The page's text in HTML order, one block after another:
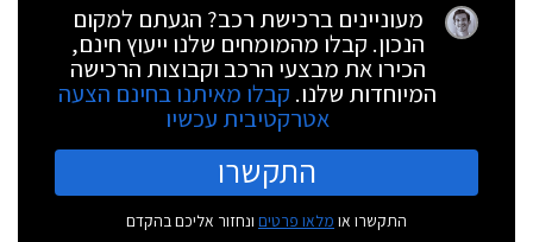
מעוניינים ברכישת רכב? הגעתם למקום
הנכון. קבלו מהמומחים שלנו ייעוץ חינם,
הכירו את מבצעי הרכב וקבוצות הרכישה
המיוחדות שלנו. קבלו מאיתנו בחינם הצעה
אטרקטיבית עכשיו
התקשרו
התקשרו או מלאו פרטים ונחזור אליכם בהקדם